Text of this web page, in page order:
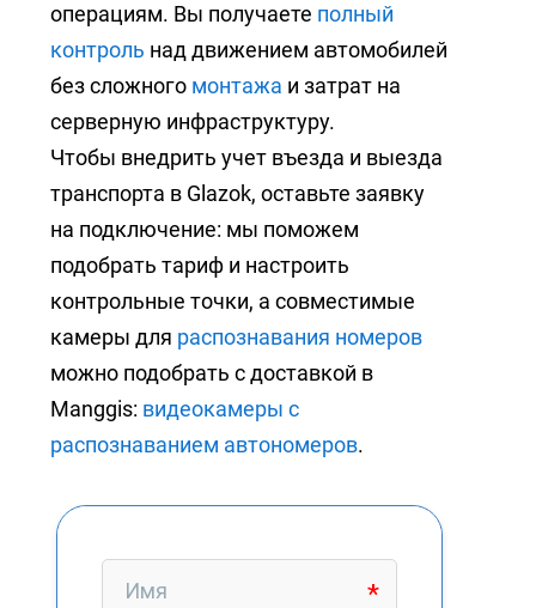
операциям. Вы получаете полный
контроль над движением автомобилей
без сложного монтажа и затрат на
серверную инфраструктуру.
Чтобы внедрить учет въезда и выезда
транспорта в Glazok, оставьте заявку
на подключение: мы поможем
подобрать тариф и настроить
контрольные точки, а совместимые
камеры для распознавания номеров
можно подобрать с доставкой в
Manggis: видеокамеры с
распознаванием автономеров.